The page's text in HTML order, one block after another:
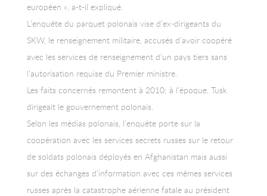
européen », a-t-il expliqué.
L’enquête du parquet polonais vise d’ex-dirigeants du
SKW, le renseignement militaire, accusés d’avoir coopéré
avec les services de renseignement d’un pays tiers sans
l’autorisation requise du Premier ministre.
Les faits concernés remontent à 2010; à l’époque, Tusk
dirigeait le gouvernement polonais.
Selon les médias polonais, l’enquête porte sur la
coopération avec les services secrets russes sur le retour
de soldats polonais déployés en Afghanistan mais aussi
sur des échanges d’information avec ces mêmes services
russes après la catastrophe aérienne fatale au président